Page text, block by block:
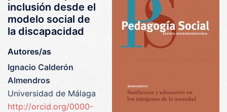
inclusión desde el
modelo social de
la discapacidad
Autores/as
Ignacio Calderón
Almendros
Universidad de Málaga
http://orcid.org/0000-